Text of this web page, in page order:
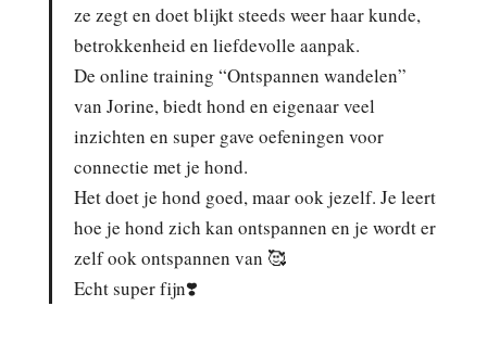
ze zegt en doet blijkt steeds weer haar kunde,
betrokkenheid en liefdevolle aanpak.
De online training “Ontspannen wandelen”
van Jorine, biedt hond en eigenaar veel
inzichten en super gave oefeningen voor
connectie met je hond.
Het doet je hond goed, maar ook jezelf. Je leert
hoe je hond zich kan ontspannen en je wordt er
zelf ook ontspannen van 🥰
Echt super fijn❣️